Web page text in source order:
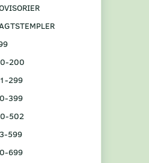
200
299
399
502
599
699